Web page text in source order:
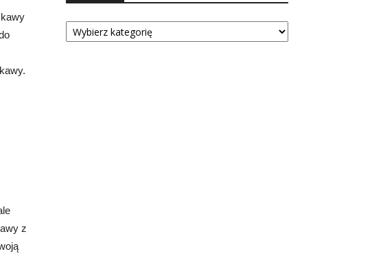
z
Kategorie